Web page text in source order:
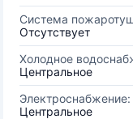
Система
Отсутствует
Холодное
Центральное
Электроснабжение:
Центральное